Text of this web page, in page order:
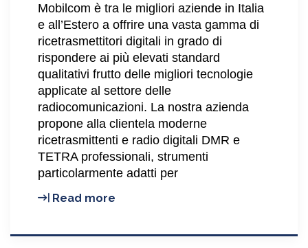
Mobilcom è tra le migliori aziende in Italia
e all’Estero a offrire una vasta gamma di
ricetrasmettitori digitali in grado di
rispondere ai più elevati standard
qualitativi frutto delle migliori tecnologie
applicate al settore delle
radiocomunicazioni. La nostra azienda
propone alla clientela moderne
ricetrasmittenti e radio digitali DMR e
TETRA professionali, strumenti
particolarmente adatti per
Read more